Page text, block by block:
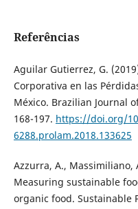
Referências
Aguilar Gutierrez, G.
Corporativa en las
México. Brazilian Journal
168-197. https://doi.org/
6288.prolam.2018.133625
Azzurra, A., Massimiliano,
Measuring sustainable
organic food. Sustainable